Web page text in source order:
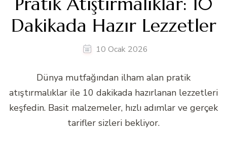
Dakikada Hazır Lezzetler
10 Ocak 2026
Dünya mutfağından ilham alan pratik
atıştırmalıklar ile 10 dakikada hazırlanan lezzetleri
keşfedin. Basit malzemeler, hızlı adımlar ve gerçek
tarifler sizleri bekliyor.